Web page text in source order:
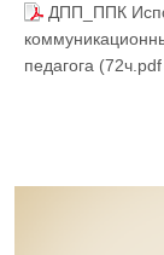
ДПП_ППК
педагога (72ч.pdf